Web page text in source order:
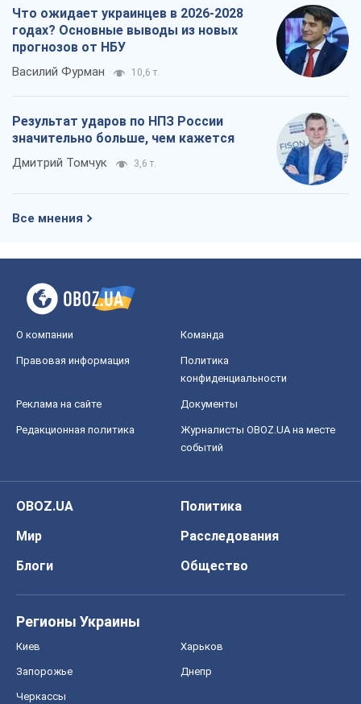
Что ожидает украинцев в 2026-2028
годах? Основные выводы из новых
прогнозов от НБУ
Василий Фурман 10,6 т.
Результат ударов по НПЗ России
значительно больше, чем кажется
Дмитрий Томчук 3,6 т.
Все мнения
О компании Команда
Правовая информация
Политика
конфиденциальности
Реклама на сайте Документы
Редакционная политика
Журналисты OBOZ.UA на месте
событий
OBOZ.UA
Политика
Мир
Расследования
Блоги
Общество
Регионы Украины
Киев Харьков
Запорожье Днепр
Черкассы